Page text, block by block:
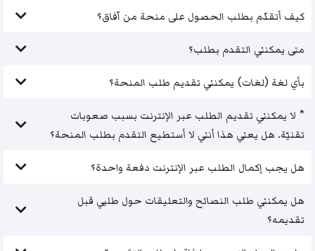
كيف أتقدّم بطلب الحصول على منحة من آفاق؟
متى يمكنني التقدم بطلب؟
بأي لغة (لغات) يمكنني تقديم طلب المنحة؟
* لا يمكنني تقديم الطلب عبر الإنترنت بسبب صعوبات
تقنيّة. هل يعني هذا أنني لا أستطيع التقدم بطلب المنحة؟
هل يجب إكمال الطلب عبر الإنترنت دفعة واحدة؟
هل يمكنني طلب النصائح والتعليقات حول طلبي قبل
تقديمه؟